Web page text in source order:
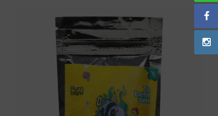
Filtros para Cachimbo
Suportes Bertoldi para Cachimbos
Piteiras para Cigarro
Limpadores para Cachimbo